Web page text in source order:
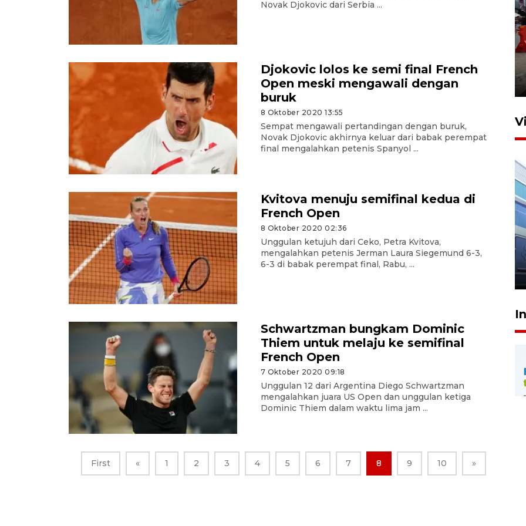
Novak Djokovic dari Serbia ...
Djokovic lolos ke semi final French
Open meski mengawali dengan
buruk
8 Oktober 2020 13:55
Sempat mengawali pertandingan dengan buruk,
Novak Djokovic akhirnya keluar dari babak perempat
final mengalahkan petenis Spanyol ...
Kvitova menuju semifinal kedua di
French Open
8 Oktober 2020 02:36
Unggulan ketujuh dari Ceko, Petra Kvitova,
mengalahkan petenis Jerman Laura Siegemund 6-3,
6-3 di babak perempat final, Rabu, ...
Schwartzman bungkam Dominic
Thiem untuk melaju ke semifinal
French Open
7 Oktober 2020 09:18
Unggulan 12 dari Argentina Diego Schwartzman
mengalahkan juara US Open dan unggulan ketiga
Dominic Thiem dalam waktu lima jam ...
First « 1 2 3 4 5 6 7 8 9 10 »
Sumut
27 April 2026 15:34
IDAI perkuat kompetensi
dokter tangani penyakit
jantung anak